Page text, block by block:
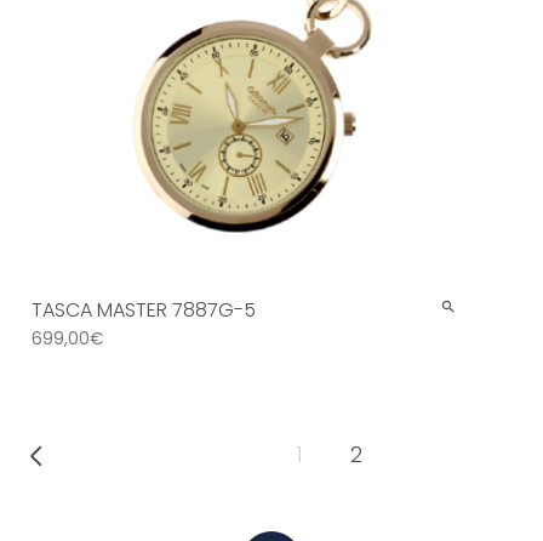
TASCA MASTER 7887G-5
699,00€
1 2